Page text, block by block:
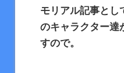
モリアル記事とし
のキャラクター達
すので。